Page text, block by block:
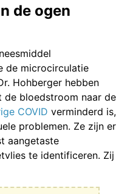
de ogen
de microcirculatie
Hohberger hebben
de bloedstroom naar de
COVID verminderd is,
problemen. Ze zijn er
aangetaste
te identificeren. Zij